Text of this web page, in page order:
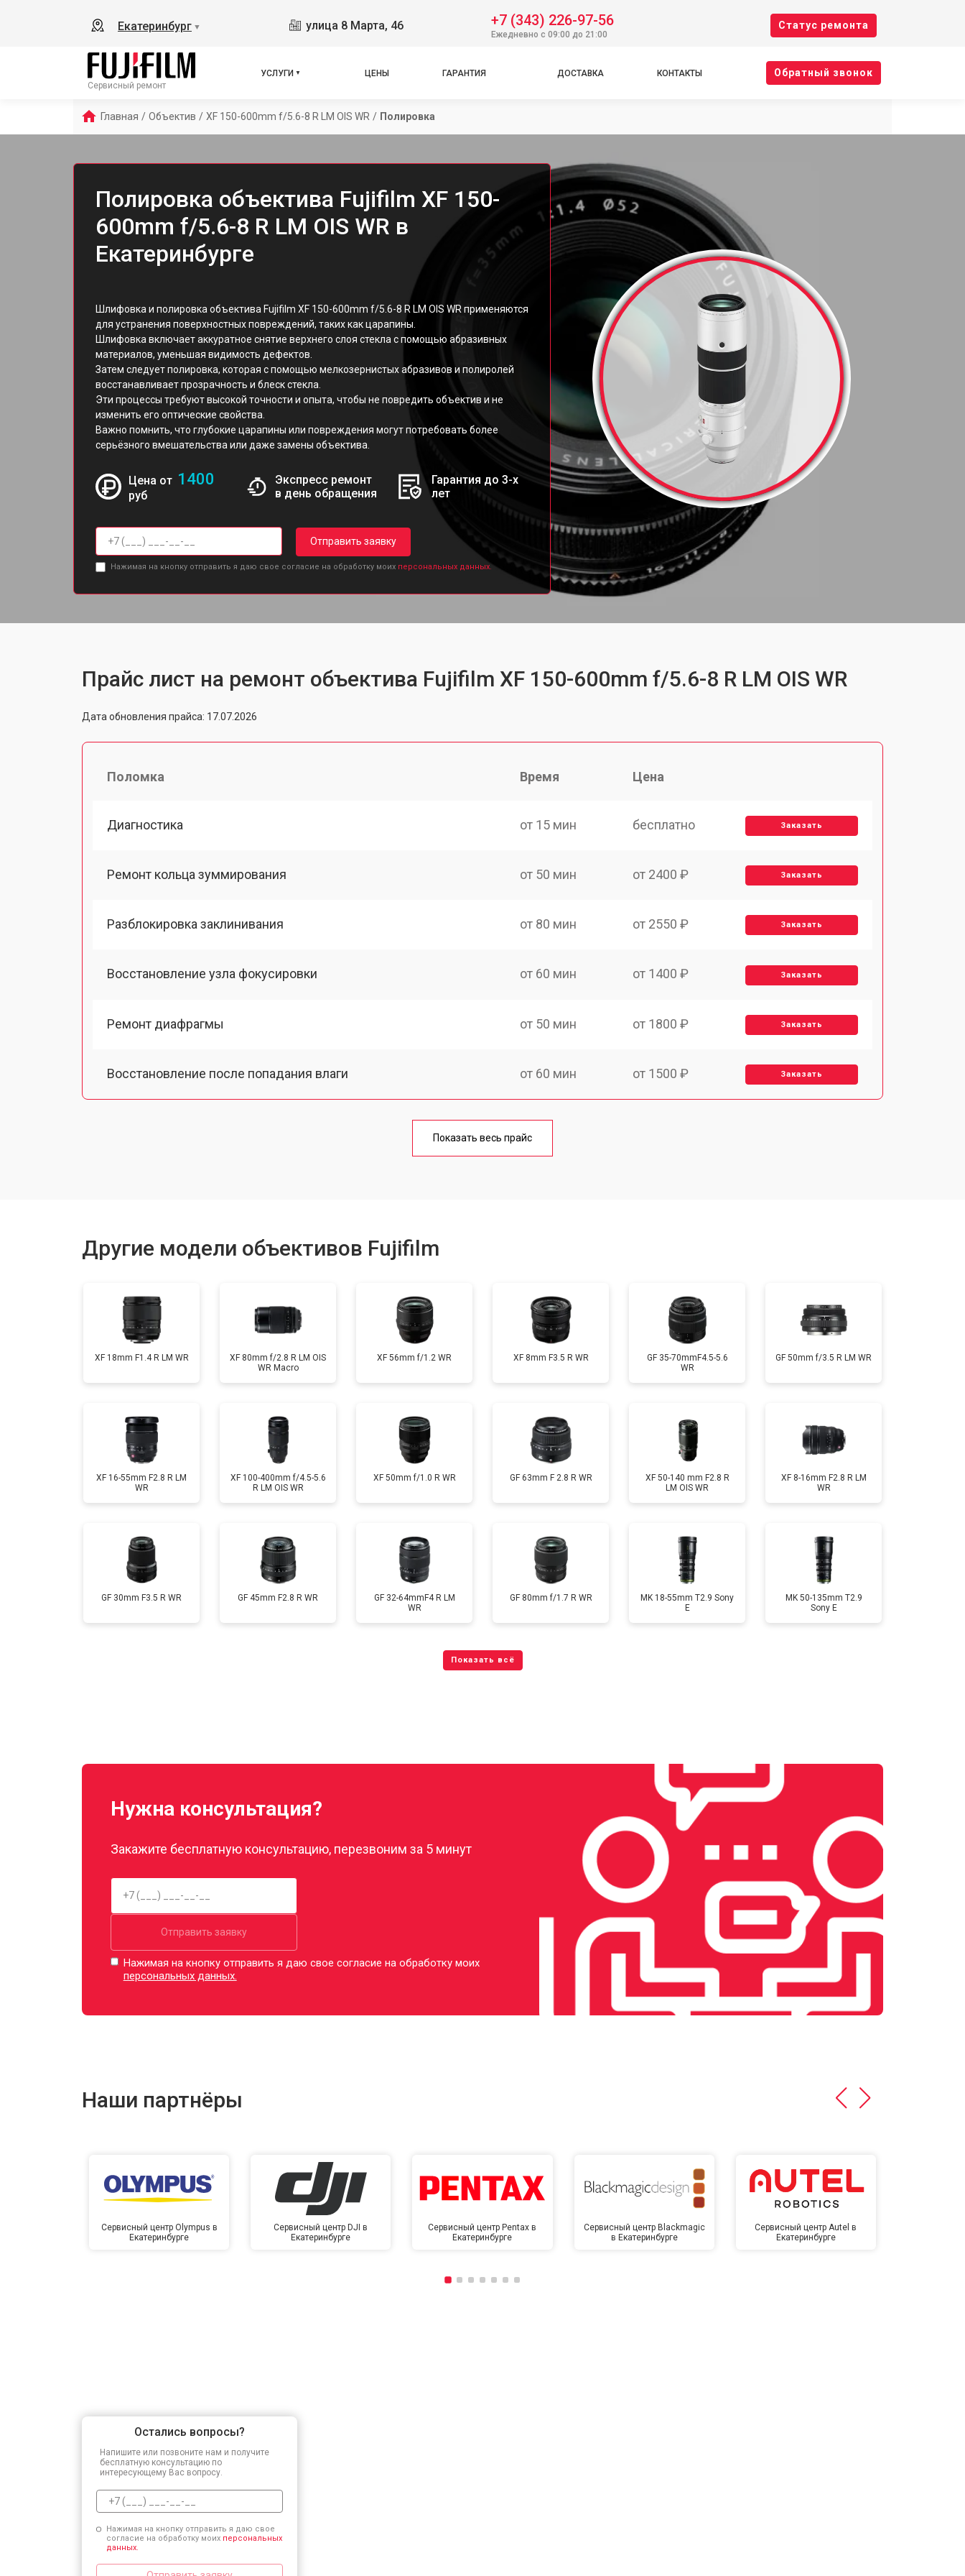
Екатеринбург ▼ улица 8 Марта, 46 +7 (343) 226-97-56
Ежедневно с 09:00 до 21:00
Cтатус ремонта
Сервисный ремонт
УСЛУГИ ЦЕНЫ ГАРАНТИЯ ДОСТАВКА КОНТАКТЫ Oбратный звонок
Главная / Объектив / XF 150-600mm f/5.6-8 R LM OIS WR / Полировка
Полировка объектива Fujifilm XF 150-
600mm f/5.6-8 R LM OIS WR в
Екатеринбурге
Шлифовка и полировка объектива Fujifilm XF 150-600mm f/5.6-8 R LM OIS WR применяются
для устранения поверхностных повреждений, таких как царапины.
Шлифовка включает аккуратное снятие верхнего слоя стекла с помощью абразивных
материалов, уменьшая видимость дефектов.
Затем следует полировка, которая с помощью мелкозернистых абразивов и полиролей
восстанавливает прозрачность и блеск стекла.
Эти процессы требуют высокой точности и опыта, чтобы не повредить объектив и не
изменить его оптические свойства.
Важно помнить, что глубокие царапины или повреждения могут потребовать более
серьёзного вмешательства или даже замены объектива.
Цена от 1400
руб
Экспресс ремонт
в день обращения
Гарантия до 3-х
лет
Отправить заявку
Нажимая на кнопку отправить я даю свое согласие на обработку моих персональных данных.
Прайс лист на ремонт объектива Fujifilm XF 150-600mm f/5.6-8 R LM OIS WR
Дата обновления прайса: 17.07.2026
Поломка Время Цена
Диагностика от 15 мин бесплатно Заказать
Ремонт кольца зуммирования от 50 мин от 2400 ₽ Заказать
Разблокировка заклинивания от 80 мин от 2550 ₽ Заказать
Восстановление узла фокусировки от 60 мин от 1400 ₽ Заказать
Ремонт диафрагмы от 50 мин от 1800 ₽ Заказать
Восстановление после попадания влаги от 60 мин от 1500 ₽ Заказать
от 50 мин
Показать весь прайс
Другие модели объективов Fujifilm
XF 18mm F1.4 R LM WR
XF 80mm f/2.8 R LM OIS
WR Macro
XF 56mm f/1.2 WR XF 8mm F3.5 R WR
GF 35-70mmF4.5-5.6
WR
GF 50mm f/3.5 R LM WR
XF 16-55mm F2.8 R LM
WR
XF 100-400mm f/4.5-5.6
R LM OIS WR
XF 50mm f/1.0 R WR GF 63mm F 2.8 R WR
XF 50-140 mm F2.8 R
LM OIS WR
XF 8-16mm F2.8 R LM
WR
GF 30mm F3.5 R WR GF 45mm F2.8 R WR
GF 32-64mmF4 R LM
WR
GF 80mm f/1.7 R WR
MK 18-55mm T2.9 Sony
E
MK 50-135mm T2.9
Sony E
Нужна консультация?
Закажите бесплатную консультацию, перезвоним за 5 минут
Отправить заявку
Нажимая на кнопку отправить я даю свое согласие на обработку моих
персональных данных.
Наши партнёры
Сервисный центр Olympus в
Екатеринбурге
Сервисный центр DJI в
Екатеринбурге
Сервисный центр Pentax в
Екатеринбурге
Сервисный центр Blackmagic
в Екатеринбурге
Сервисный центр Autel в
Екатеринбурге
Остались вопросы?
Напишите или позвоните нам и получите
бесплатную консультацию по
интересующему Вас вопросу.
Нажимая на кнопку отправить я даю свое
согласие на обработку моих персональных
данных.